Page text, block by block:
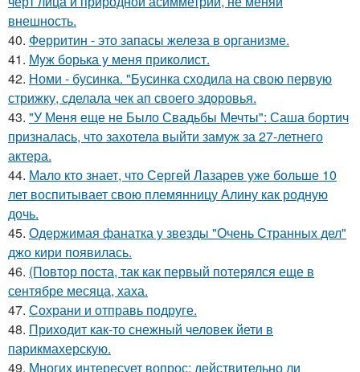
внешность.
40. Ферритин - это запасы железа в организме.
41. Мyж борька y меня приколист.
42. Номи - бусинка. "Бусинка сходила на свою первую
стрижку, сделала чек ап своего здоровья.
43. "У Меня еще не Было Свадьбы Мечты": Саша бортич
призналась, что захотела выйти замуж за 27-летнего
актера.
44. Мало кто знает, что Сергей Лазарев уже больше 10
лет воспитывает свою племянницу Алину как родную
дочь.
45. Одержимая фанатка у звезды "Очень Странных дел"
джо кири появилась.
46. (Повтор поста, так как первый потерялся еще в
сентябре месяца, хаха.
47. Сохрани и отправь подруге.
48. Приходит как-то снежный человек йети в
парикмахерскую.
49. Многих интересует вопрос: действительно ли